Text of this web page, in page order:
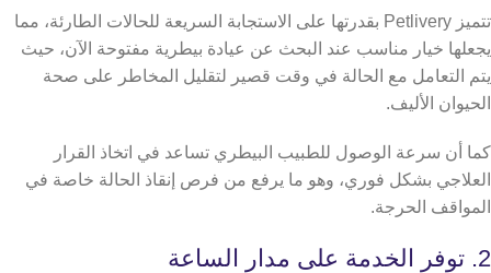
تتميز Petlivery بقدرتها على الاستجابة السريعة للحالات الطارئة، مما
يجعلها خيار مناسب عند البحث عن عيادة بيطرية مفتوحة الآن، حيث
يتم التعامل مع الحالة في وقت قصير لتقليل المخاطر على صحة
الحيوان الأليف.
كما أن سرعة الوصول للطبيب البيطري تساعد في اتخاذ القرار
العلاجي بشكل فوري، وهو ما يرفع من فرص إنقاذ الحالة خاصة في
المواقف الحرجة.
2. توفر الخدمة على مدار الساعة